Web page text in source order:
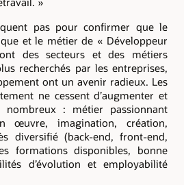
pas pour confirmer que le
et le métier de « Développeur
des secteurs et des métiers
recherchés par les entreprises,
ont un avenir radieux. Les
ne cessent d’augmenter et
: métier passionnant
œuvre, imagination, création,
diversifié (back-end, front-end,
formations disponibles, bonne
d’évolution et employabilité